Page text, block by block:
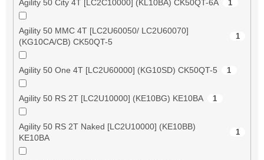
Agility 50 City 4T [LC2C10000] (KL10BA) CK50QT-6A 1
Agility 50 MMC 4T [LC2U60050/ LC2U60070]
(KG10CA/CB) CK50QT-5
1
Agility 50 One 4T [LC2U60000] (KG10SD) CK50QT-5 1
Agility 50 RS 2T [LC2U10000] (KE10BG) KE10BA 1
Agility 50 RS 2T Naked [LC2U10000] (KE10BB)
KE10BA
1